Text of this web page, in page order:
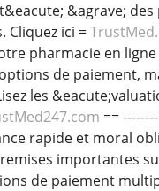
&agrave; des
Cliquez ici =
pharmacie en
de paiement,
les
==
rapide et moral
importantes
de paiement